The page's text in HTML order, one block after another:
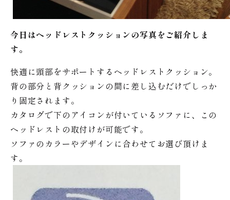
今日はヘッドレストクッションの写真をご紹介しま
す。
快適に頭部をサポートするヘッドレストクッション。
背の部分と背クッションの間に差し込むだけでしっか
り固定されます。
カタログで下のアイコンが付いているソファに、この
ヘッドレストの取付けが可能です。
ソファのカラーやデザインに合わせてお選び頂けま
す。